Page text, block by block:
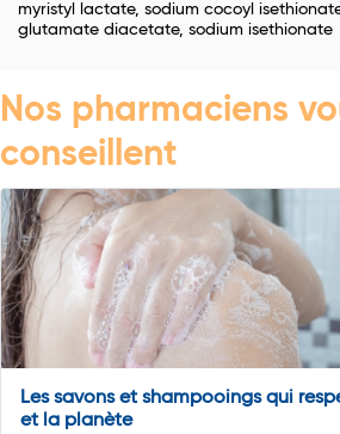
myristyl lactate, sodium cocoyl
glutamate diacetate, sodium isethionate
Nos pharmaciens
conseillent
Les savons et shampooings qui
et la planète